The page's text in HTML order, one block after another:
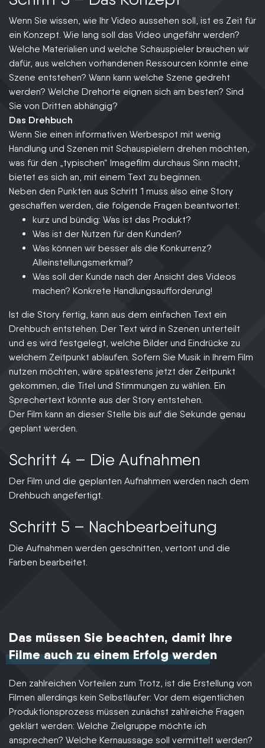
Wenn Sie wissen, wie Ihr Video aussehen soll, ist es Zeit für
ein Konzept. Wie lang soll das Video ungefähr werden?
Welche Materialien und welche Schauspieler brauchen wir
dafür, aus welchen vorhandenen Ressourcen könnte eine
Szene entstehen? Wann kann welche Szene gedreht
werden? Welche Drehorte eignen sich am besten? Sind
Sie von Dritten abhängig?
Das Drehbuch
Wenn Sie einen informativen Werbespot mit wenig
Handlung und Szenen mit Schauspielern drehen möchten,
was für den „typischen“ Imagefilm durchaus Sinn macht,
bietet es sich an, mit einem Text zu beginnen.
Neben den Punkten aus Schritt 1 muss also eine Story
geschaffen werden, die folgende Fragen beantwortet:
kurz und bündig: Was ist das Produkt?
Was ist der Nutzen für den Kunden?
Was können wir besser als die Konkurrenz?
Alleinstellungsmerkmal?
Was soll der Kunde nach der Ansicht des Videos
machen? Konkrete Handlungsaufforderung!
Ist die Story fertig, kann aus dem einfachen Text ein
Drehbuch entstehen. Der Text wird in Szenen unterteilt
und es wird festgelegt, welche Bilder und Eindrücke zu
welchem Zeitpunkt ablaufen. Sofern Sie Musik in Ihrem Film
nutzen möchten, wäre spätestens jetzt der Zeitpunkt
gekommen, die Titel und Stimmungen zu wählen. Ein
Sprechertext könnte aus der Story entstehen.
Der Film kann an dieser Stelle bis auf die Sekunde genau
geplant werden.
Schritt 4 – Die Aufnahmen
Der Film und die geplanten Aufnahmen werden nach dem
Drehbuch angefertigt.
Schritt 5 – Nachbearbeitung
Die Aufnahmen werden geschnitten, vertont und die
Farben bearbeitet.
Das müssen Sie beachten, damit Ihre
Filme auch zu einem Erfolg werden
Den zahlreichen Vorteilen zum Trotz, ist die Erstellung von
Filmen allerdings kein Selbstläufer: Vor dem eigentlichen
Produktionsprozess müssen zunächst zahlreiche Fragen
geklärt werden: Welche Zielgruppe möchte ich
ansprechen? Welche Kernaussage soll vermittelt werden?